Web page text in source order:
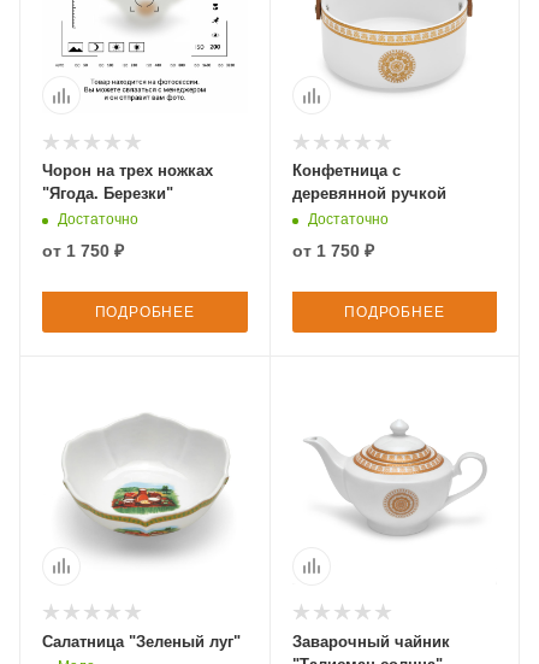
Чорон на трех ножках
"Ягода. Березки"
Достаточно
от 1 750 ₽
ПОДРОБНЕЕ
Конфетница с
деревянной ручкой
Достаточно
от 1 750 ₽
ПОДРОБНЕЕ
Салатница "Зеленый луг"
Заварочный чайник